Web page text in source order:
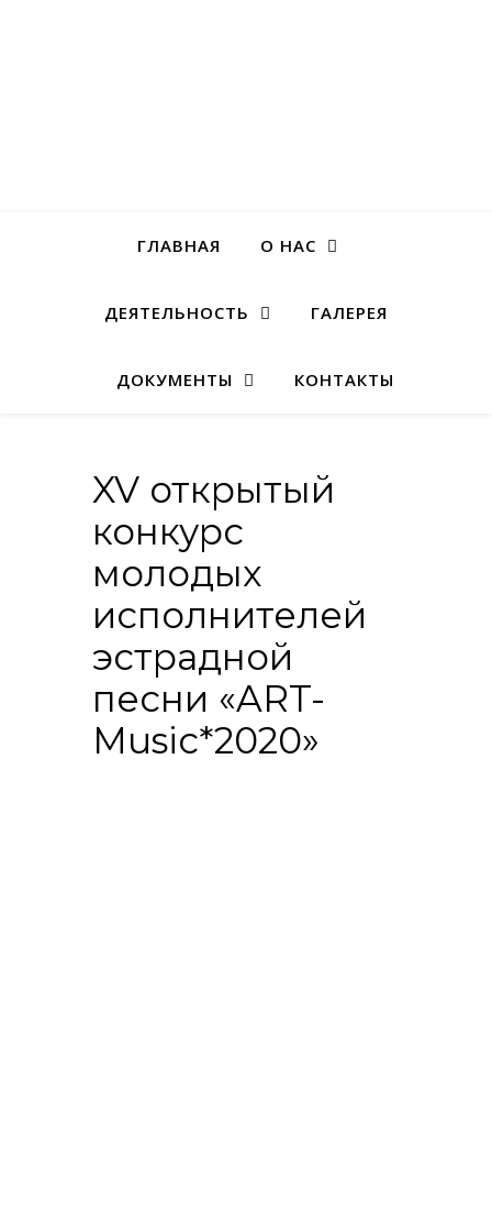
ГЛАВНАЯ О НАС
ДЕЯТЕЛЬНОСТЬ ГАЛЕРЕЯ
ДОКУМЕНТЫ КОНТАКТЫ
XV открытый
конкурс
молодых
исполнителей
эстрадной
песни «ART-
Music*2020»